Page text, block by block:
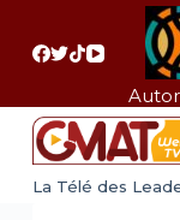
a
La Télé des